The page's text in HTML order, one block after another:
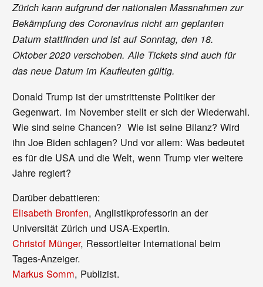
Zürich kann aufgrund der nationalen Massnahmen zur
Bekämpfung des Coronavirus nicht am geplanten
Datum stattfinden und ist auf Sonntag, den 18.
Oktober 2020 verschoben. Alle Tickets sind auch für
das neue Datum im Kaufleuten gültig.
Donald Trump ist der umstrittenste Politiker der
Gegenwart. Im November stellt er sich der Wiederwahl.
Wie sind seine Chancen? Wie ist seine Bilanz? Wird
ihn Joe Biden schlagen? Und vor allem: Was bedeutet
es für die USA und die Welt, wenn Trump vier weitere
Jahre regiert?
Darüber debattieren:
Elisabeth Bronfen, Anglistikprofessorin an der
Universität Zürich und USA-Expertin.
Christof Münger, Ressortleiter International beim
Tages-Anzeiger.
Markus Somm, Publizist.